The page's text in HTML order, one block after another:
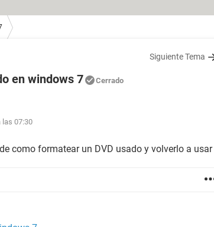
Siguiente Tema
en windows 7 Cerrado
las 07:30
como formatear un DVD usado y volverlo a usar